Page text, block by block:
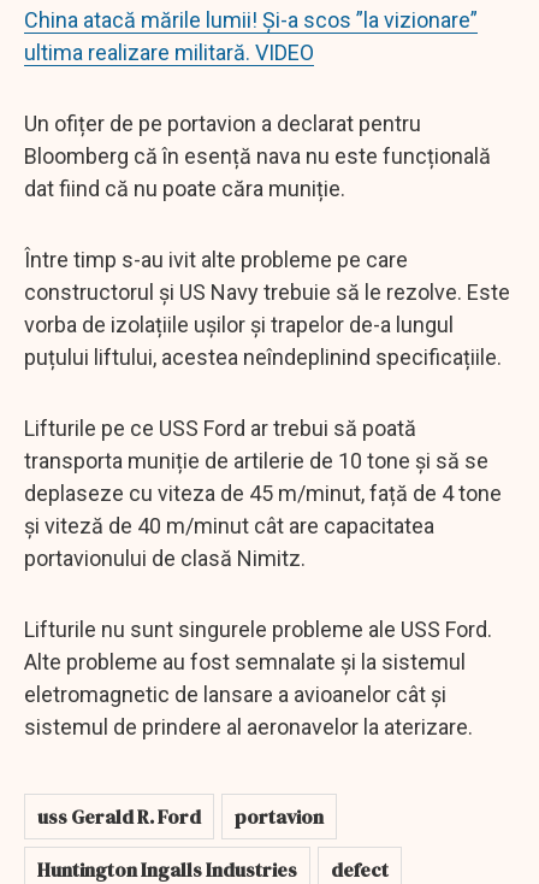
China atacă mările lumii! Și-a scos ”la vizionare”
ultima realizare militară. VIDEO
Un ofițer de pe portavion a declarat pentru
Bloomberg că în esență nava nu este funcțională
dat fiind că nu poate căra muniție.
Între timp s-au ivit alte probleme pe care
constructorul și US Navy trebuie să le rezolve. Este
vorba de izolațiile ușilor și trapelor de-a lungul
puțului liftului, acestea neîndeplinind specificațiile.
Lifturile pe ce USS Ford ar trebui să poată
transporta muniție de artilerie de 10 tone și să se
deplaseze cu viteza de 45 m/minut, față de 4 tone
și viteză de 40 m/minut cât are capacitatea
portavionului de clasă Nimitz.
Lifturile nu sunt singurele probleme ale USS Ford.
Alte probleme au fost semnalate și la sistemul
eletromagnetic de lansare a avioanelor cât și
sistemul de prindere al aeronavelor la aterizare.
uss Gerald R. Ford
portavion
Huntington Ingalls Industries
defect